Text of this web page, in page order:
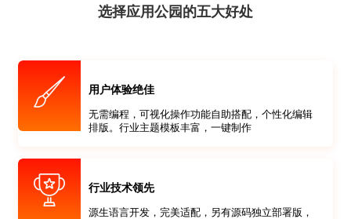
选择应用公园的五大好处
用户体验绝佳
无需编程，可视化操作功能自助搭配，个性化编辑
排版。行业主题模板丰富，一键制作
行业技术领先
源生语言开发，完美适配，另有源码独立部署版，